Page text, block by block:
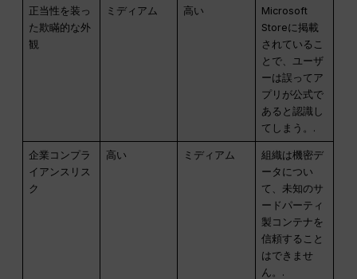
正当性を装っ
た欺瞞的な外
観
ミディアム 高い
Microsoft
Storeに掲載
されているこ
とで、ユーザ
ーは誤ってア
プリが公式で
あると認識し
てしまう。.
企業コンプラ
イアンスリス
ク
高い ミディアム
組織は機密デ
ータについ
て、未知のサ
ードパーティ
製コンテナを
信頼すること
はできませ
ん。.